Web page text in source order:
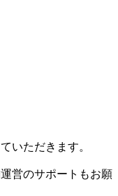
いただきます。
営のサポートもお願